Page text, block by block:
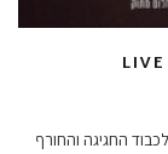
החגיגה והחורף